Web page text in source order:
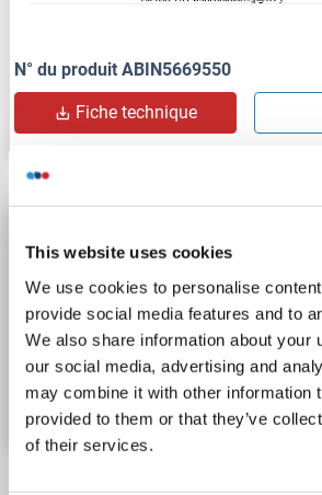
This website uses cookies
We use cookies to personalise
provide social media features and to
We also share information about your
our social media, advertising and
may combine it with other information
provided to them or that they’ve
of their services.
N° du produit ABIN5669550
Fiche technique
0.06-4 pM/L
N° du produit ABIN585437
Fiche technique